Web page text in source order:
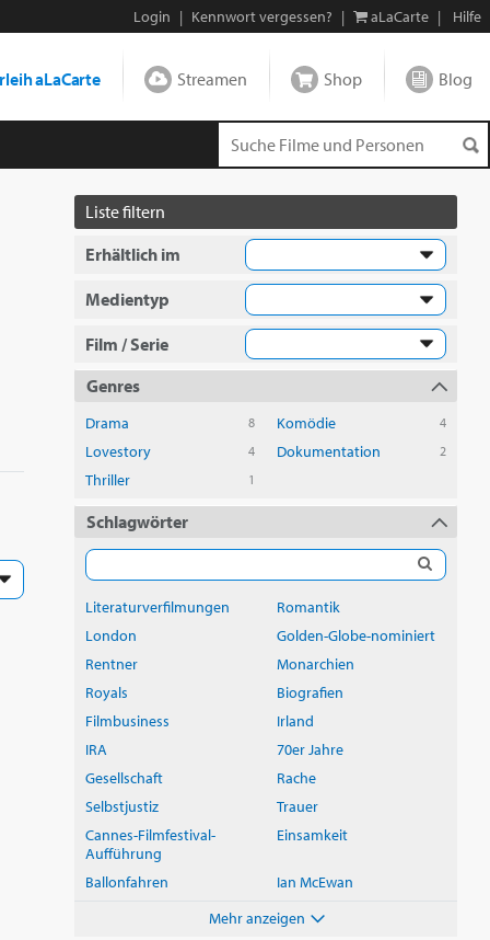
Login | Kennwort vergessen? | aLaCarte | Hilfe
aLaCarte Streamen Shop Blog
Liste filtern
Erhältlich im
Medientyp
Film / Serie
Genres
Drama 8 Komödie 4
Lovestory 4 Dokumentation 2
Thriller 1
Schlagwörter
Literaturverfilmungen
Romantik
London
Golden-Globe-nominiert
Rentner
Monarchien
Royals
Biografien
Filmbusiness
Irland
IRA
70er Jahre
Gesellschaft
Rache
Selbstjustiz
Trauer
Cannes-Filmfestival-
Aufführung
Einsamkeit
Ballonfahren
Ian McEwan
Mehr anzeigen